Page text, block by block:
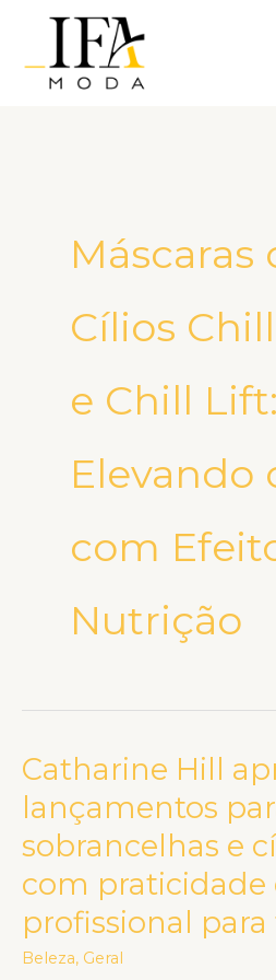
Máscaras
Cílios
e Chill Lift:
Elevando
com
Nutrição
Catharine Hill
lançamentos
sobrancelhas e
com praticidade
profissional para
Beleza, Geral
Catharine
Hill
apresenta
lançamentos
para
sobrancelhas
e
cílios: